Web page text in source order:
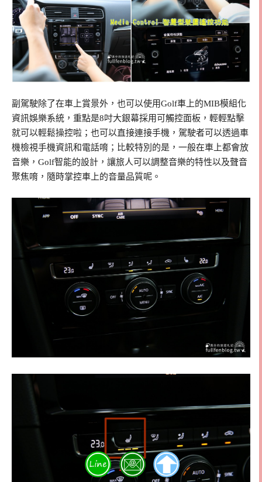
副駕駛除了在車上賞景外，也可以使用Golf車上的MIB模組化
資訊娛樂系統，重點是8吋大銀幕採用可觸控面板，輕輕點擊
就可以輕鬆操控啦；也可以直接連接手機，駕駛者可以透過車
機檢視手機資訊和電話唷；比較特別的是，一般在車上都會放
音樂，Golf智能的設計，讓旅人可以調整音樂的特性以及聲音
聚焦唷，隨時掌控車上的音量品質呢。